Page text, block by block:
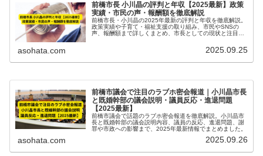
前橋市長 小川晶の評判と年収【2025最新】政策
実績・市民の声・報酬額を徹底解説
前橋市長・小川晶の2025年最新の評判と年収を徹底解説。
政策実績や子育て・福祉支援の取り組み、市民やSNSの
声、報酬額まで詳しくまとめ、市長としての現状と注目ポ
asohata.com 2025.09.25
前橋市議会で注目のラブホ密会報道｜小川晶市長
と既婚幹部の議会説明・議員反応・進退問題
【2025最新】
前橋市議会で話題のラブホ密会報道を徹底解説。小川晶市
長と既婚幹部の議会説明内容、議員の反応、進退問題、謝
罪や市政への影響まで、2025年最新情報でまとめました。
asohata.com 2025.09.26